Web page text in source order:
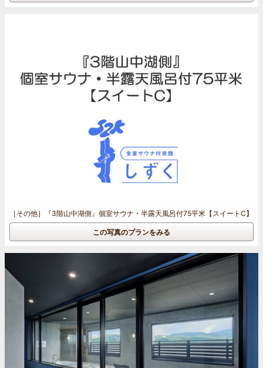
［その他］ 『3階山中湖側』個室サウナ・半露天風呂付75平米【スイートC】
この写真のプランをみる